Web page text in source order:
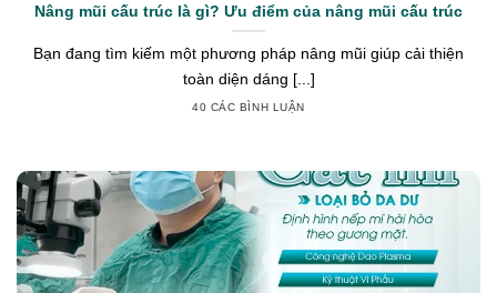
Nâng mũi cấu trúc là gì? Ưu điểm của nâng mũi cấu trúc
Bạn đang tìm kiếm một phương pháp nâng mũi giúp cải thiện
toàn diện dáng [...]
40 CÁC BÌNH LUẬN